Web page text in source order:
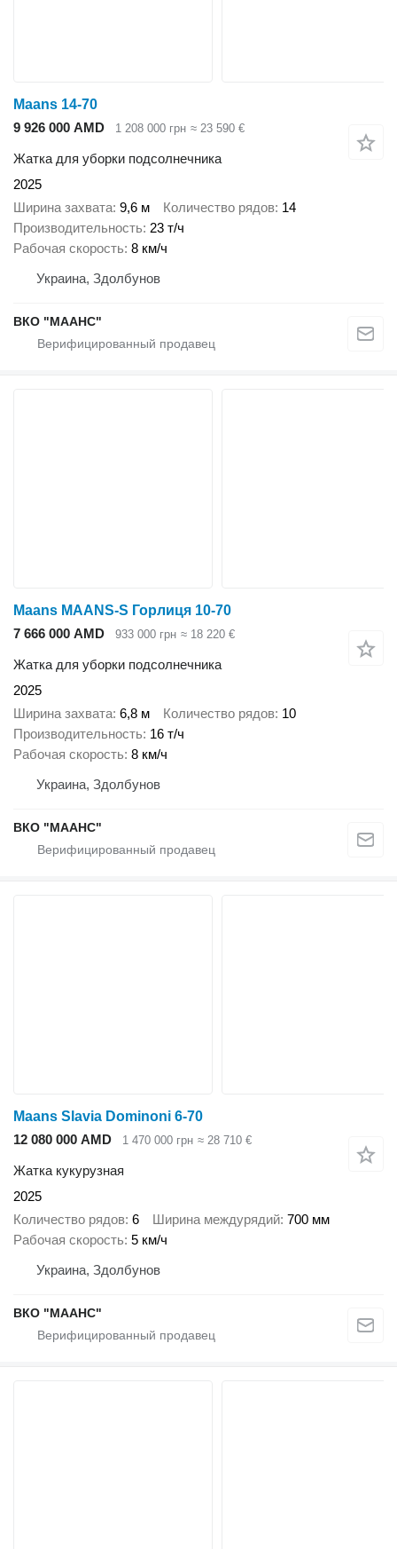
Maans 14-70
9 926 000 AMD
1 208 000 грн ≈ 23 590 €
Жатка для уборки подсолнечника
2025
Ширина захвата 9,6 м Количество рядов 14
Производительность 23 т/ч
Рабочая скорость 8 км/ч
Украина, Здолбунов
ВКО "МААНС"
Maans МААNS-S Горлиця 10-70
7 666 000 AMD
933 000 грн ≈ 18 220 €
Жатка для уборки подсолнечника
2025
Ширина захвата 6,8 м Количество рядов 10
Производительность 16 т/ч
Рабочая скорость 8 км/ч
Украина, Здолбунов
ВКО "МААНС"
Maans Slavia Dominoni 6-70
12 080 000 AMD
1 470 000 грн ≈ 28 710 €
Жатка кукурузная
2025
Количество рядов 6 Ширина междурядий 700 мм
Рабочая скорость 5 км/ч
Украина, Здолбунов
ВКО "МААНС"